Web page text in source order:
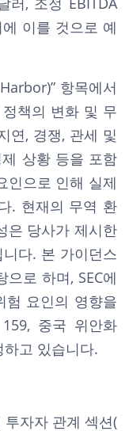
이를 것으로 예
항목에서
책의 변화 및 무
연, 경쟁, 관세 및
상황 등을 포함
인으로 인해 실제
. 현재의 무역 환
은 당사가 제시한
다. 본 가이던스
로 하며, SEC에
험 요인의 영향을
중국 위안화
고 있습니다.
자자 관계 섹션(